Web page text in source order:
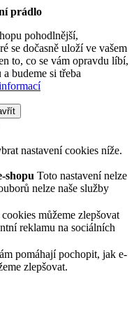
prádlo
pohodlnější,
se dočasně uloží ve vašem
to, co se vám opravdu líbí,
budeme si třeba
nastavení cookies níže.
shopu Toto nastavení nelze
nelze naše služby
můžeme zlepšovat
reklamu na sociálních
pomáhají pochopit, jak e-
zlepšovat.